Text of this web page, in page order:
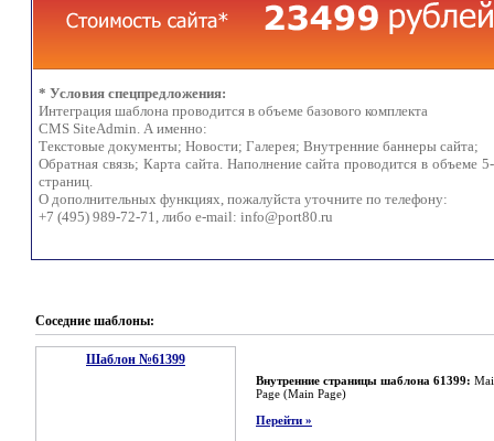
* Условия спецпредложения:
Интеграция шаблона проводится в объеме базового комплекта
CMS SiteAdmin. А именно:
Текстовые документы; Новости; Галерея; Внутренние баннеры сайта;
Обратная связь; Карта сайта. Наполнение сайта проводится в объеме
страниц.
О дополнительных функциях, пожалуйста уточните по телефону:
+7 (495) 989-72-71, либо e-mail: info@port80.ru
Соседние шаблоны:
Шаблон №61399
Внутренние страницы шаблона 61399:
Page (Main Page)
Перейти »